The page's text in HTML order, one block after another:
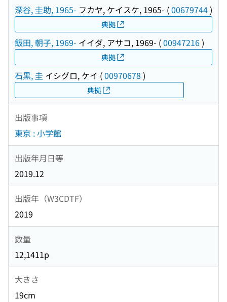
深谷, 圭助, 1965- フカヤ, ケイスケ, 1965- (00679744)
典拠
飯田, 朝子, 1969- イイダ, アサコ, 1969- (00947216)
典拠
石黒, 圭 イシグロ, ケイ (00970678 )
典拠
出版事項
東京 : 小学館
出版年月日等
2019.12
出版年（W3CDTF）
2019
数量
12,1411p
大きさ
19cm